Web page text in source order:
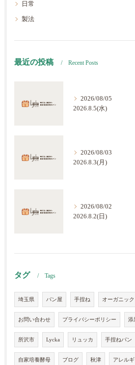
日常
製法
最近の投稿 Recent Posts
2026/08/05
2026.8.5(水)
2026/08/03
2026.8.3(月)
2026/08/02
2026.8.2(日)
タグ Tags
埼玉県 パン屋 手捏ね オーガニック
お問い合わせ プライバシーポリシー 添
所沢市 Lycka リュッカ 手捏ねパン
自家培養酵母 ブログ 秋津 アレル